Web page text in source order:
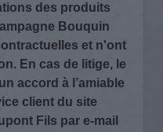
des produits
Bouquin
et n'ont
En cas de litige, le
accord à l’amiable
client du site
Fils par e-mail